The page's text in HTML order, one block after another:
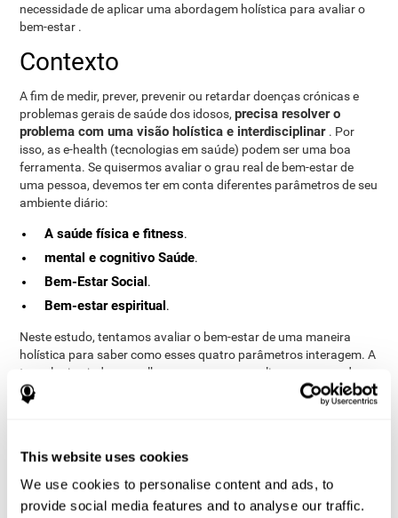
This website uses cookies
We use cookies to personalise content and ads, to
provide social media features and to analyse our traffic.
necessidade de aplicar uma abordagem holística para avaliar o
bem-estar .
Contexto
A fim de medir, prever, prevenir ou retardar doenças crónicas e
problemas gerais de saúde dos idosos,precisa resolver o
problema com uma visão holística e interdisciplinar . Por
isso, as e-health (tecnologias em saúde) podem ser uma boa
ferramenta. Se quisermos avaliar o grau real de bem-estar de
uma pessoa, devemos ter em conta diferentes parâmetros de seu
ambiente diário:
A saúde física e fitness.
mental e cognitivo Saúde.
Bem-Estar Social.
Bem-estar espiritual.
Neste estudo, tentamos avaliar o bem-estar de uma maneira
holística para saber como esses quatro parâmetros interagem. A
tecnologia ajuda a recolher, armazenar e analisar uma grande
quantidade de dados de maneira confortável e não invasiva.
Com a e-health, podemos medir os parâmetros relevantes para o
Metodologia
Participantes